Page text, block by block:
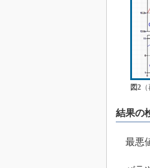
図2（
結果の
最悪